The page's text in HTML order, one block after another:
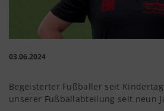
03.06.2024
Begeisterter Fußballer seit
unserer Fußballabteilung seit neun